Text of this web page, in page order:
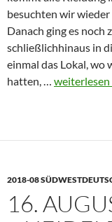
besuchten wir
Danach ging es noch
schließlichhinaus in
einmal das Lokal, wo
hatten, … 17.
Karlsruhe
–
[München]
weiterlesen
2018-08
16.